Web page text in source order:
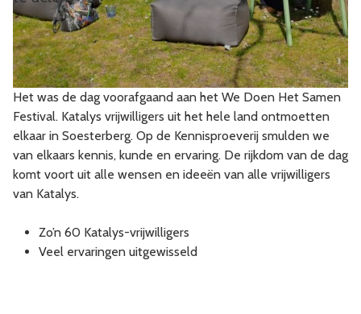
Het was de dag voorafgaand aan het We Doen Het Samen
Festival. Katalys vrijwilligers uit het hele land ontmoetten
elkaar in Soesterberg. Op de Kennisproeverij smulden we
van elkaars kennis, kunde en ervaring. De rijkdom van de dag
komt voort uit alle wensen en ideeën van alle vrijwilligers
van Katalys.
Zo’n 60 Katalys-vrijwilligers
Veel ervaringen uitgewisseld